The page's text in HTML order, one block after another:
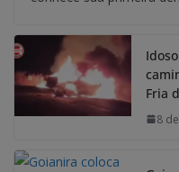
Fria
8